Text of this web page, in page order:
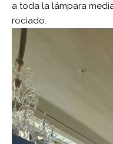
a toda la lámpara
rociado.